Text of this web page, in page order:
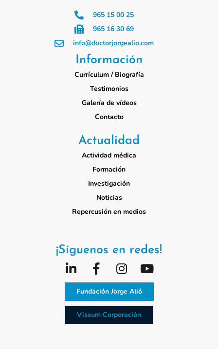
965 15 00 25
965 16 30 69
info@doctorjorgealio.com
Información
Currículum / Biografía
Testimonios
Galería de vídeos
Contacto
Actualidad
Actividad médica
Formación
Investigación
Noticias
Repercusión en medios
¡Síguenos en redes!
Fundación Jorge Alió
Vissum Corporación